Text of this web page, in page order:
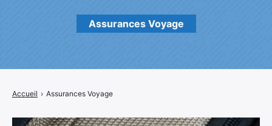
Assurances Voyage
Accueil › Assurances Voyage
Politique de confidentialité